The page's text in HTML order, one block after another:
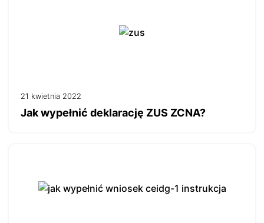
21 kwietnia 2022
Jak wypełnić deklarację ZUS ZCNA?